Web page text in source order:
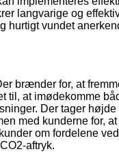
langvarige og
hurtigt vundet
brænder for, at
til, at imødekomme
Der tager
med kunderne for,
om fordelene
aftryk.